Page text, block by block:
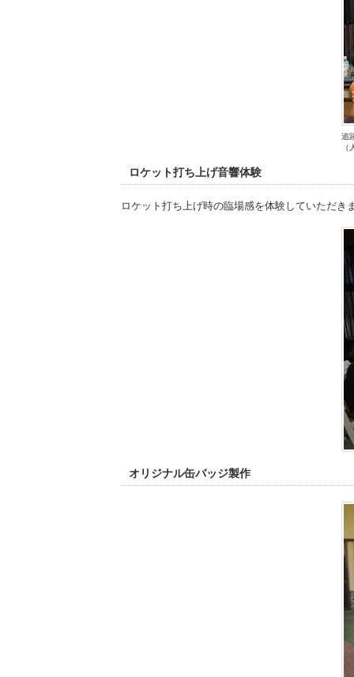
追
ロケット打ち上げ音響体験
ロケット打ち上げ時の臨場感を体験していただき
オリジナル缶バッジ製作